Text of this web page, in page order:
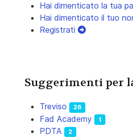
Hai dimenticato la tua
Hai dimenticato il tuo
Registrati
Suggerimenti per
Treviso 26
Fad Academy 1
PDTA 2